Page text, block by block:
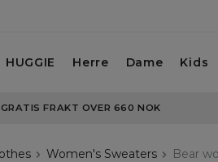
HUGGIE Herre Dame Kids
GRATIS FRAKT OVER 660 NOK
Women's Sweaters Bear